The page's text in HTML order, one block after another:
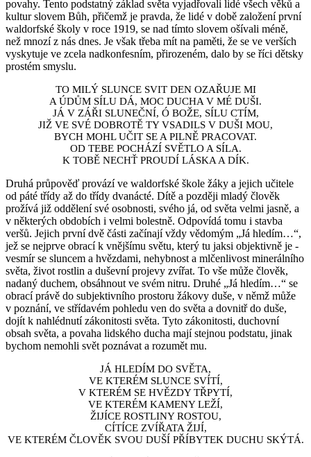
povahy. Tento podstatný základ světa vyjadřovali lidé všech věků a
kultur slovem Bůh, přičemž je pravda, že lidé v době založení první
waldorfské školy v roce 1919, se nad tímto slovem ošívali méně,
než mnozí z nás dnes. Je však třeba mít na paměti, že se ve verších
vyskytuje ve zcela nadkonfesním, přirozeném, dalo by se říci dětsky
prostém smyslu.
TO MILÝ SLUNCE SVIT DEN OZAŘUJE MI
A ÚDŮM SÍLU DÁ, MOC DUCHA V MÉ DUŠI.
JÁ V ZÁŘI SLUNEČNÍ, Ó BOŽE, SÍLU CTÍM,
JIŽ VE SVÉ DOBROTĚ TY VSADILS V DUŠI MOU,
BYCH MOHL UČIT SE A PILNĚ PRACOVAT.
OD TEBE POCHÁZÍ SVĚTLO A SÍLA.
K TOBĚ NECHŤ PROUDÍ LÁSKA A DÍK.
Druhá průpověď provází ve waldorfské škole žáky a jejich učitele
od páté třídy až do třídy dvanácté. Dítě a později mladý člověk
prožívá již oddělení své osobnosti, svého já, od světa velmi jasně, a
v některých obdobích i velmi bolestně. Odpovídá tomu i stavba
veršů. Jejich první dvě části začínají vždy vědomým „Já hledím…“,
jež se nejprve obrací k vnějšímu světu, který tu jaksi objektivně je -
vesmír se sluncem a hvězdami, nehybnost a mlčenlivost minerálního
světa, život rostlin a duševní projevy zvířat. To vše může člověk,
nadaný duchem, obsáhnout ve svém nitru. Druhé „Já hledím…“ se
obrací právě do subjektivního prostoru žákovy duše, v němž může
v poznání, ve střídavém pohledu ven do světa a dovnitř do duše,
dojít k nahlédnutí zákonitosti světa. Tyto zákonitosti, duchovní
obsah světa, a povaha lidského ducha mají stejnou podstatu, jinak
bychom nemohli svět poznávat a rozumět mu.
JÁ HLEDÍM DO SVĚTA,
VE KTERÉM SLUNCE SVÍTÍ,
V KTERÉM SE HVĚZDY TŘPYTÍ,
VE KTERÉM KAMENY LEŽÍ,
ŽIJÍCE ROSTLINY ROSTOU,
CÍTÍCE ZVÍŘATA ŽIJÍ,
VE KTERÉM ČLOVĚK SVOU DUŠÍ PŘÍBYTEK DUCHU SKÝTÁ.